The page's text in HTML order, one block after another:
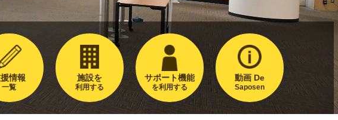
情報
一覧
施設を
利用する
サポート機能
を利用する
動画 De
Saposen